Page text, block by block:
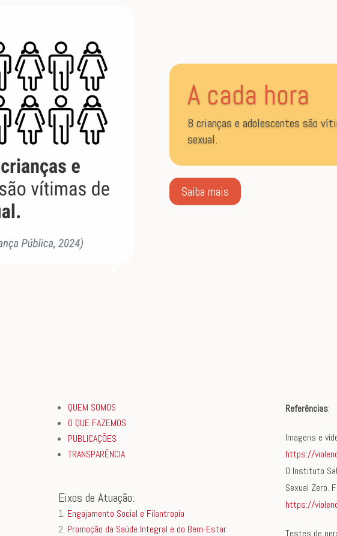
A cada hora
8 crianças e adolescentes são
sexual.
Saiba mais
QUEM SOMOS
O QUE FAZEMOS
PUBLICAÇÕES
TRANSPARÊNCIA
Eixos de Atuação:
Engajamento Social e Filantropia
Promoção da Saúde Integral e do Bem-Estar
Referências:
Imagens e
https://
O Instituto
Sexual Zero.
https://